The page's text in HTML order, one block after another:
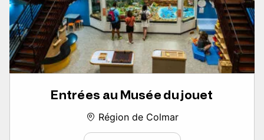
Entrées au Musée du jouet
Région de Colmar